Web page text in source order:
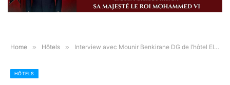
Home » Hôtels » Interview avec Mounir Benkirane DG de l’hôtel El Oumnia Puerto
HÔTELS